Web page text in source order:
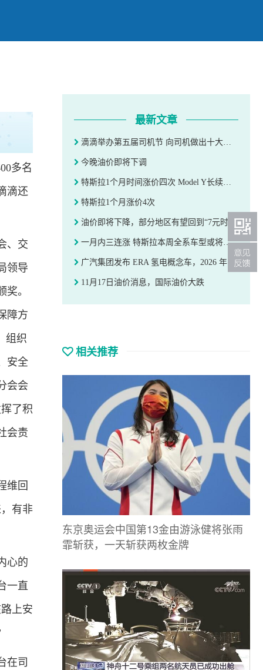
多名
滴还
、交
领导
。
障方
组织
安全
会会
了积
会责
维回
有非
心的
一直
上安
在司
最新文章
滴滴举办第五届司机节 向司机做出十大承诺
今晚油价即将下调
特斯拉1个月时间涨价四次 Model Y长续航版上调2000元至30.44万元
特斯拉1个月涨价4次
油价即将下降，部分地区有望回到“7元时代”
一月内三连涨 特斯拉本周全系车型或将再次涨价
广汽集团发布 ERA 氢电概念车，2026 年实现全固态电池装车
11月17日油价消息，国际油价大跌
相关推荐
东京奥运会中国第13金由游泳健将张雨
霏斩获，一天斩获两枚金牌